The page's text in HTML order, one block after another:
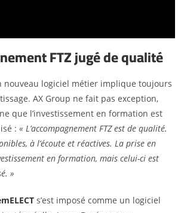
FTZ jugé de qualité
nouveau logiciel métier implique toujours
AX Group ne fait pas exception,
que l’investissement en formation est
: « L’accompagnement FTZ est de qualité.
à l’écoute et réactives. La prise en
en formation, mais celui-ci est
»
s’est imposé comme un logiciel